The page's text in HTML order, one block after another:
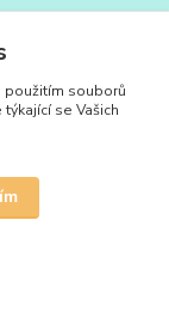
použitím souborů
se Vašich